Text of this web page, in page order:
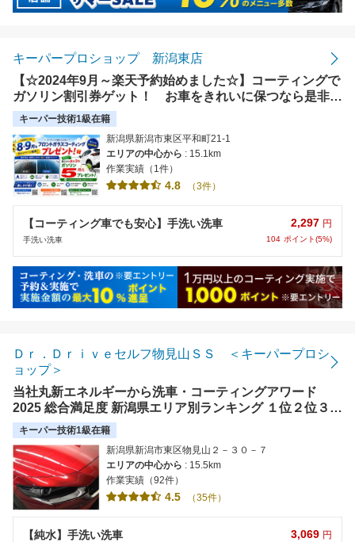
キーパープロショップ 新潟東店
【☆2024年9月～楽天予約始めました☆】コーティングで
ガソリン割引券ゲット！ お車をきれいに保つなら是非当
店でコーティングを！【使えます】モバイルDrivePay
キーパー技術1級在籍
新潟県新潟市東区平和町21-1
エリアの中心から : 15.1km
作業実績（1件）
4.8 （3件）
【コーティング車でも安心】手洗い洗車
手洗い洗車
2,297 円
104 ポイント(5%)
Ｄｒ．Ｄｒｉｖｅセルフ物見山ＳＳ ＜キーパープロシ
ョップ＞
当社丸新エネルギーから洗車・コーティングアワード
2025 総合満足度 新潟県エリア別ランキング １位２位３位
の受賞店を輩出することが出来ました！2024キーパー技
術コンテスト 新潟県チャンピオンも当社から輩出！
キーパー技術1級在籍
新潟県新潟市東区物見山２－３０－７
エリアの中心から : 15.5km
作業実績（92件）
4.5 （35件）
【純水】手洗い洗車 3,069 円